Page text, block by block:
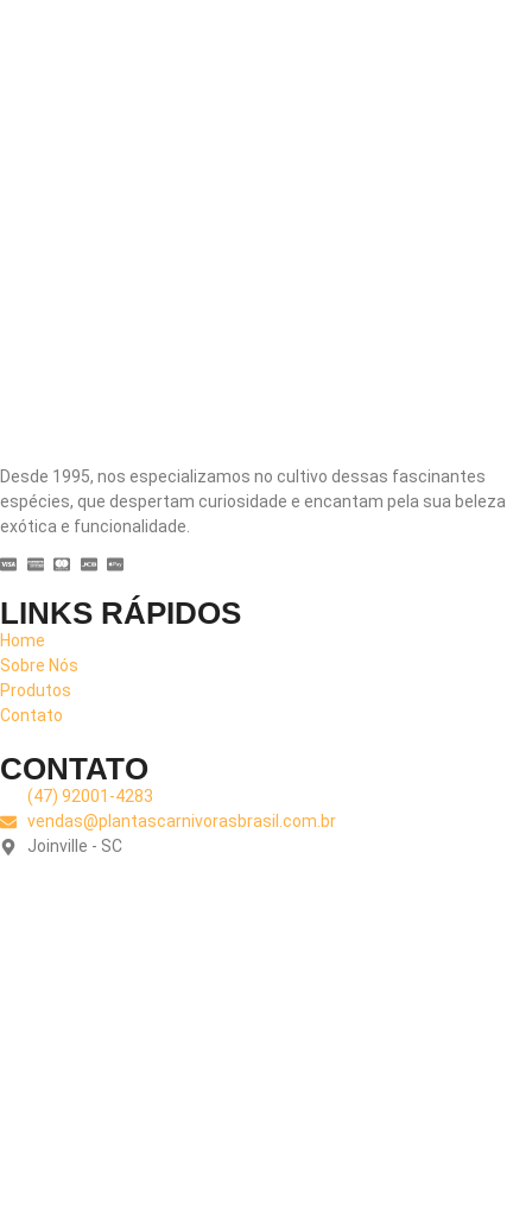
Desde 1995, nos especializamos no cultivo dessas fascinantes
espécies, que despertam curiosidade e encantam pela sua beleza
exótica e funcionalidade.
LINKS RÁPIDOS
Home
Sobre Nós
Produtos
Contato
CONTATO
(47) 92001-4283
vendas@plantascarnivorasbrasil.com.br
Joinville - SC